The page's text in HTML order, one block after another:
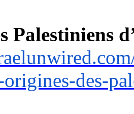
Palestiniens
des-